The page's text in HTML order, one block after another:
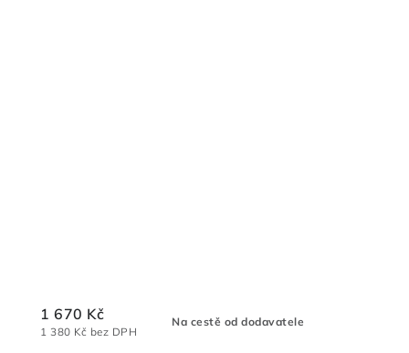
Na cestě od dodavatele
1 380 Kč bez DPH
1 670 Kč